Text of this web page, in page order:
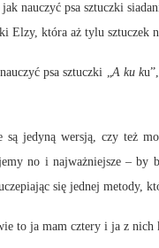
nauczyć psa sztuczki
Elzy, która aż tylu sztuczek
psa sztuczki „A ku k
jedyną wersją, czy też
no i najważniejsze –
się jednej metody,
to ja mam cztery i ja z